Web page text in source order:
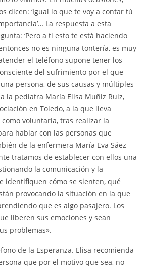
dicen: ‘Igual lo que te voy a contar tú
La respuesta a esta
‘Pero a ti esto te está haciendo
no es ninguna tontería, es muy
el teléfono supone tener los
del sufrimiento por el que
persona, de sus causas y múltiples
la pediatra María Elisa Muñiz Ruiz,
en Toledo, a la que lleva
voluntaria, tras realizar la
hablar con las personas que
de la enfermera María Eva Sáez
tratamos de establecer con ellos una
la comunicación y la
identifiquen cómo se sienten, qué
provocando la situación en la que
que es algo pasajero. Los
liberen sus emociones y sean
problemas».
de la Esperanza. Elisa recomienda
que por el motivo que sea, no